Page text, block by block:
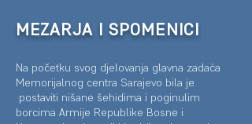
MEZARJA I SPOMENICI
Na početku svog djelovanja glavna zadaća
Memorijalnog centra Sarajevo bila je
postaviti nišane šehidima i poginulim
borcima Armije Republike Bosne i